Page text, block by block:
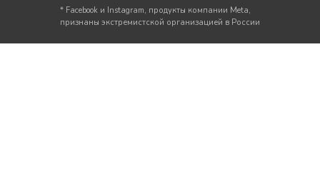
* Facebook и Instagram, продукты компании Meta,
признаны экстремистской организацией в России